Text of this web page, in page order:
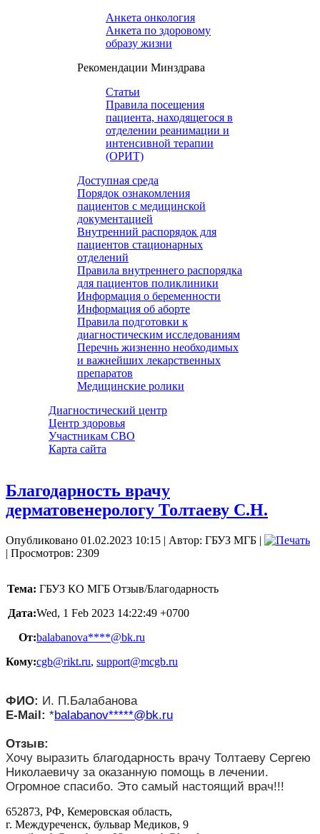
Анкета онкология
Анкета по здоровому
образу жизни
Рекомендации Минздрава
Статьи
Правила посещения
пациента, находящегося в
отделении реанимации и
интенсивной терапии
(ОРИТ)
Доступная среда
Порядок ознакомления
пациентов с медицинской
документацией
Внутренний распорядок для
пациентов стационарных
отделений
Правила внутреннего распорядка
для пациентов поликлиники
Информация о беременности
Информация об аборте
Правила подготовки к
диагностическим исследованиям
Перечнь жизненно необходимых
и важнейших лекарственных
препаратов
Медицинские ролики
Диагностический центр
Центр здоровья
Участникам СВО
Карта сайта
Благодарность врачу
дерматовенерологу Толтаеву С.Н.
Опубликовано 01.02.2023 10:15 | Автор: ГБУЗ МГБ |
| Просмотров: 2309
Тема: ГБУЗ КО МГБ Отзыв/Благодарность
Дата:Wed, 1 Feb 2023 14:22:49 +0700
От:balabanova****@bk.ru
Кому:cgb@rikt.ru, support@mcgb.ru
ФИО: И. П.Балабанова
E-Mail: *balabanov*****@bk.ru
Отзыв:
Хочу выразить благодарность врачу Толтаеву Сергею
Николаевичу за оказанную помощь в лечении.
Огромное спасибо. Это самый настоящий врач!!!
652873, РФ, Кемеровская область,
г. Междуреченск, бульвар Медиков, 9